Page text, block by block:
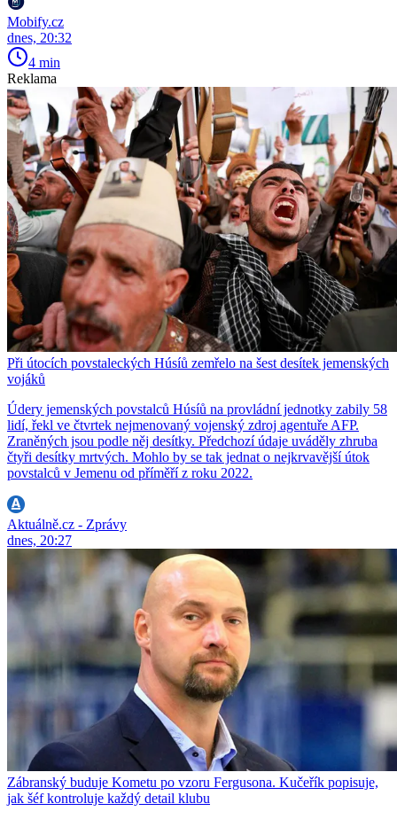
Mobify.cz
dnes, 20:32
4 min
Reklama
Při útocích povstaleckých Húsíů zemřelo na šest desítek jemenských
vojáků
Údery jemenských povstalců Húsíů na provládní jednotky zabily 58
lidí, řekl ve čtvrtek nejmenovaný vojenský zdroj agentuře AFP.
Zraněných jsou podle něj desítky. Předchozí údaje uváděly zhruba
čtyři desítky mrtvých. Mohlo by se tak jednat o nejkrvavější útok
povstalců v Jemenu od příměří z roku 2022.
Aktuálně.cz - Zprávy
dnes, 20:27
Zábranský buduje Kometu po vzoru Fergusona. Kučeřík popisuje,
jak šéf kontroluje každý detail klubu